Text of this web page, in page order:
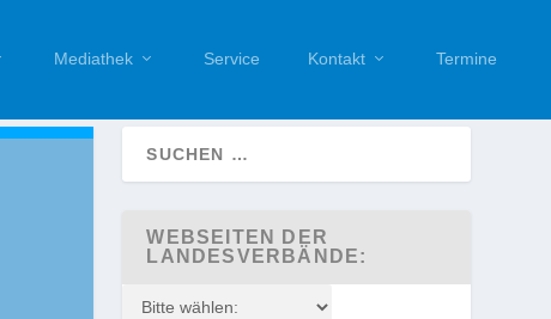
Mediathek Service Kontakt Termine
WEBSEITEN DER
LANDESVERBÄNDE: